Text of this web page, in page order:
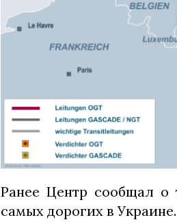
Ранее Центр сообщал
самых дорогих в Украине.